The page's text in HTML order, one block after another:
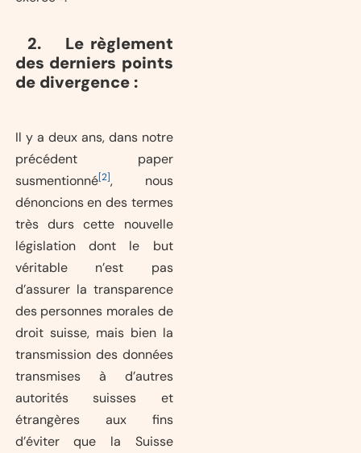
2. Le règlement
des derniers points
de divergence :
Il y a deux ans, dans notre
précédent paper
susmentionné[2], nous
dénoncions en des termes
très durs cette nouvelle
législation dont le but
véritable n’est pas
d’assurer la transparence
des personnes morales de
droit suisse, mais bien la
transmission des données
transmises à d’autres
autorités suisses et
étrangères aux fins
d’éviter que la Suisse